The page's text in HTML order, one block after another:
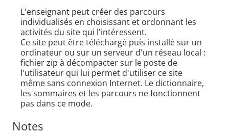
L'enseignant peut créer des parcours
individualisés en choisissant et ordonnant les
activités du site qui l'intéressent.
Ce site peut être téléchargé puis installé sur un
ordinateur ou sur un serveur d'un réseau local :
fichier zip à décompacter sur le poste de
l'utilisateur qui lui permet d'utiliser ce site
même sans connexion Internet. Le dictionnaire,
les sommaires et les parcours ne fonctionnent
pas dans ce mode.
Notes